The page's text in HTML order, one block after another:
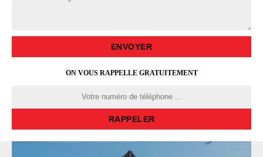
ON VOUS RAPPELLE GRATUITEMENT